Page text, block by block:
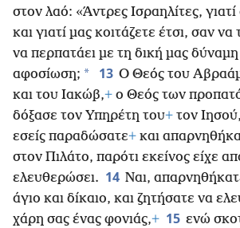
στον λαό: «Άντρες Ισραηλίτες,
και γιατί μας κοιτάζετε έτσι, σαν
να περπατάει με τη δική μας
αφοσίωση; * 13 Ο Θεός του
και του Ιακώβ,+ ο Θεός των
δόξασε τον Υπηρέτη του+ τον Ιησού,
εσείς παραδώσατε+ και
στον Πιλάτο, παρότι εκείνος είχε
ελευθερώσει. 14 Ναι,
άγιο και δίκαιο, και ζητήσατε να
χάρη σας ένας φονιάς,+ 15 ενώ